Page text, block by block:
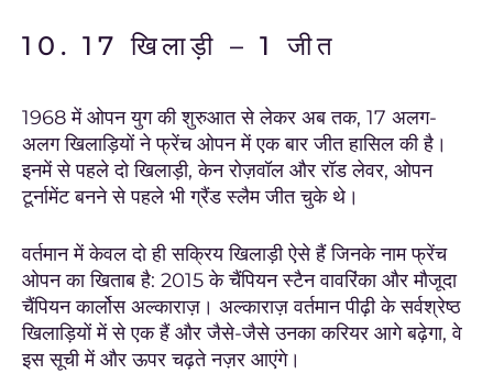
10. 17 खिलाड़ी – 1 जीत
1968 में ओपन युग की शुरुआत से लेकर अब तक, 17 अलग-
अलग खिलाड़ियों ने फ्रेंच ओपन में एक बार जीत हासिल की है।
इनमें से पहले दो खिलाड़ी, केन रोज़वॉल और रॉड लेवर, ओपन
टूर्नामेंट बनने से पहले भी ग्रैंड स्लैम जीत चुके थे।
वर्तमान में केवल दो ही सक्रिय खिलाड़ी ऐसे हैं जिनके नाम फ्रेंच
ओपन का खिताब है: 2015 के चैंपियन स्टैन वावरिंका और मौजूदा
चैंपियन कार्लोस अल्काराज़। अल्काराज़ वर्तमान पीढ़ी के सर्वश्रेष्ठ
खिलाड़ियों में से एक हैं और जैसे-जैसे उनका करियर आगे बढ़ेगा, वे
इस सूची में और ऊपर चढ़ते नज़र आएंगे।